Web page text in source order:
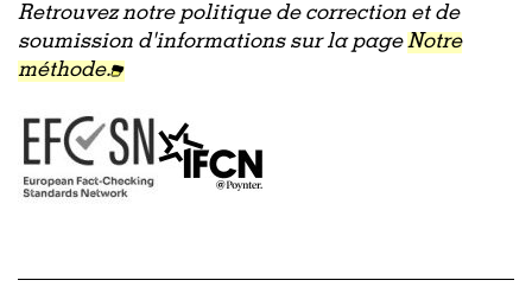
Retrouvez notre politique de correction et de
soumission d'informations sur la pageNotre
méthode.